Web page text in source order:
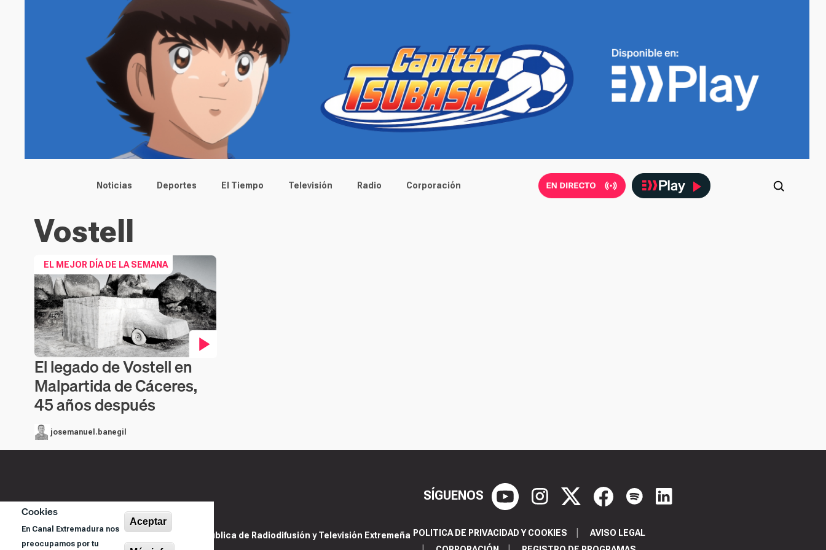
Cookies
En Canal Extremadura nos
preocupamos por tu
Aceptar
Main menu
Noticias Deportes El Tiempo Televisión Radio Corporación
Vostell
EL MEJOR DÍA DE LA SEMANA
Contenido en vídeo
El legado de Vostell en
Malpartida de Cáceres,
45 años después
josemanuel.banegil
SÍGUENOS
@ Sociedad Pública de Radiodifusión y Televisión Extremeña
S.A.U.
POLITICA DE PRIVACIDAD Y COOKIES
AVISO LEGAL